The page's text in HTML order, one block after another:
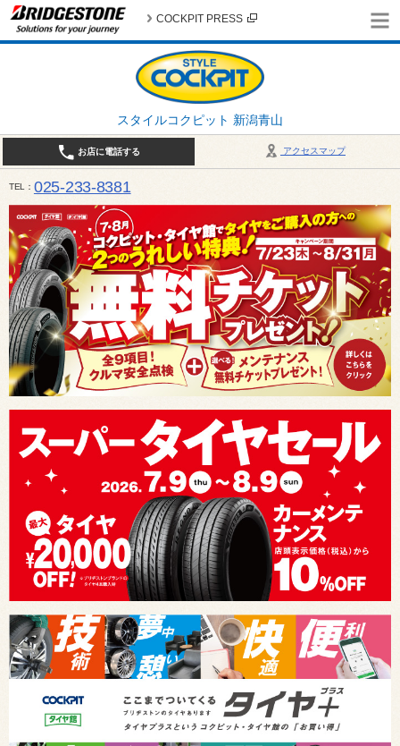
スタイルコクピット 新潟青山
COCKPIT PRESS
アクセスマップ
お店に電話する
TEL 025-233-8381
営業時間は10:00～18:30 作業、商談受付は10:00〜18:00です。 / 定休日：2026年 8月のお休み
（日曜日）、19日（水曜日）26日（水曜日）